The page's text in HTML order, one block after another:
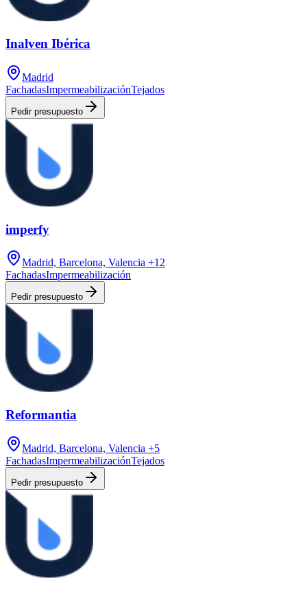
Inalven Ibérica
Madrid
FachadasImpermeabilizaciónTejados
Pedir presupuesto
imperfy
Madrid, Barcelona, Valencia +12
FachadasImpermeabilización
Pedir presupuesto
Reformantia
Madrid, Barcelona, Valencia +5
FachadasImpermeabilizaciónTejados
Pedir presupuesto